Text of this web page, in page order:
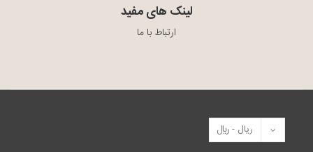
لینک های مفید
ارتباط با ما